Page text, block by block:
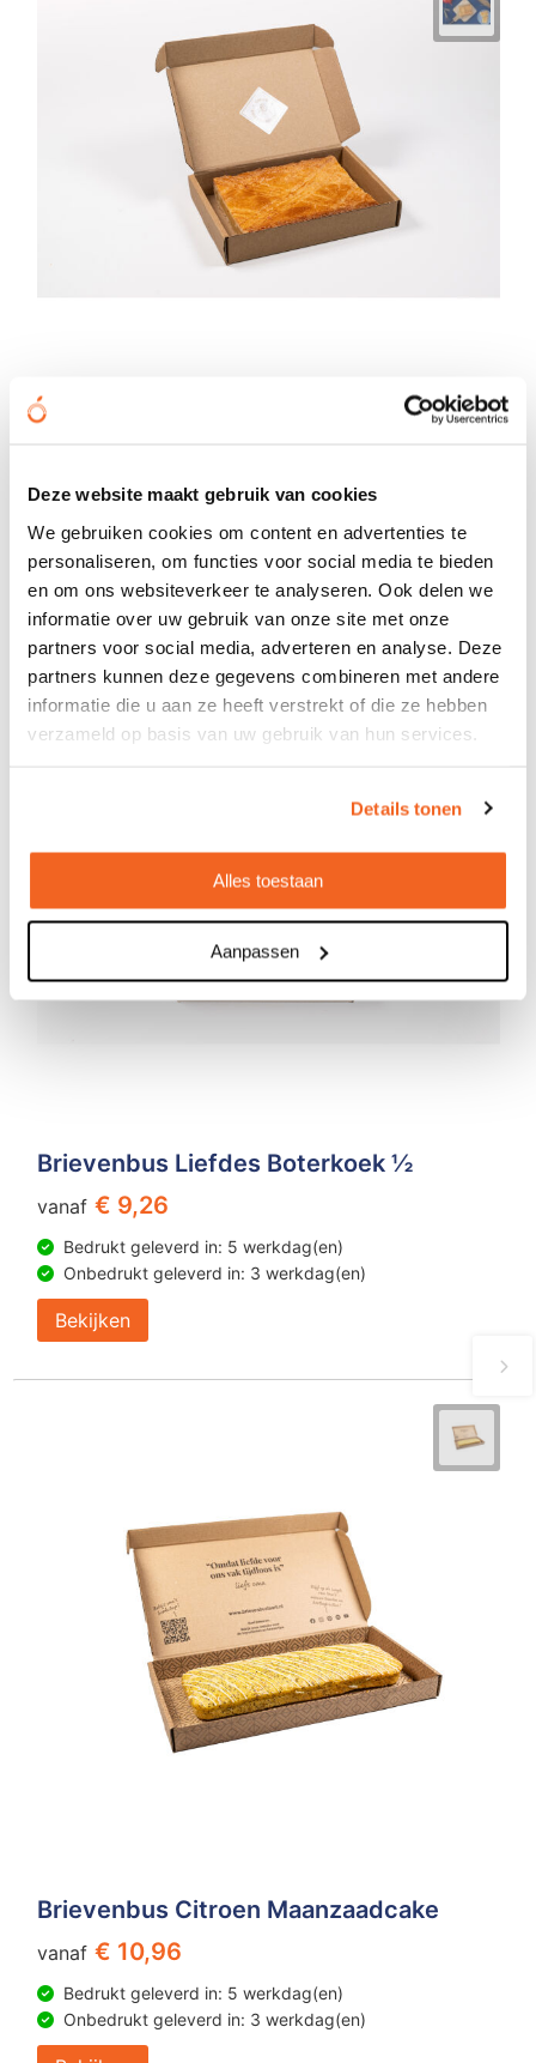
Deze website maakt gebruik van cookies
We gebruiken cookies om content en advertenties te
personaliseren, om functies voor social media te bieden
en om ons websiteverkeer te analyseren. Ook delen we
informatie over uw gebruik van onze site met onze
partners voor social media, adverteren en analyse. Deze
partners kunnen deze gegevens combineren met andere
informatie die u aan ze heeft verstrekt of die ze hebben
verzameld op basis van uw gebruik van hun services.
Details tonen
Alles toestaan
Aanpassen
Brievenbus Boterkoek ½
Bedrukt geleverd in: 5 werkdag(en)
Onbedrukt geleverd in: 3 werkdag(en)
Bekijken
Brievenbus Liefdes Boterkoek ½
vanaf € 9,26
Bedrukt geleverd in: 5 werkdag(en)
Onbedrukt geleverd in: 3 werkdag(en)
Bekijken
Brievenbus Citroen Maanzaadcake
vanaf € 10,96
Bedrukt geleverd in: 5 werkdag(en)
Onbedrukt geleverd in: 3 werkdag(en)